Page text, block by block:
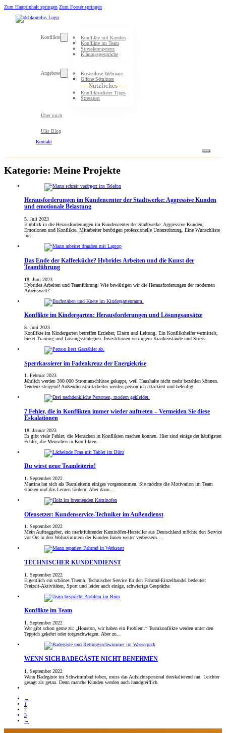
Zum Hauptinhalt springen Zum Footer springen
Konflikte
Konflikte mit Kunden
Konflikte im Team
Stresskompetenz
Klärungsgespräche
Angebote
Kostenlose Webinare
Offene Seminare
Nützliches
Konfliktradierer Tipps
Stresstest
Über mich
Ulis Blog
Kontakt
Kategorie: Meine Projekte
Herausforderungen im Kundencenter der Stadtwerke: Aggressive Kunden
und emotionale Belastung
5. Juli 2023
Einblick in die Herausforderungen im Kundencenter der Stadtwerke: Aggressive Kunden,
Emotionen und Konflikte. Mitarbeiter benötigen professionelle Unterstützung. Eine Wunschliste
für…
Das Ende der Kaffeeküche? Hybrides Arbeiten und die Kunst der
Teamführung
18. Juni 2023
Hybrides Arbeiten und Teamführung: Wie bewältigen wir die Herausforderungen der modernen
Arbeitswelt?
Konflikte im Kindergarten: Herausforderungen und Lösungsansätze
8. Juni 2023
Konflikte im Kindergarten betreffen Erzieher, Eltern und Leitung. Ein Konflikthelfer vermittelt,
bietet Training und Lösungsstrategien. Investitionen verringern Krankenstände und Stress.
Sperrkassierer im Fadenkreuz der Energiekrise
1. Februar 2023
Jährlich werden 300.000 Stromanschlüsse gekappt, weil Haushalte nicht mehr bezahlen können.
Tendenz steigend! Außendienstmitarbeiter werden persönlich attackiert und beleidigt.
7 Fehler, die in Konflikten immer wieder auftreten – Vermeiden Sie diese
Eskalationen
18. Januar 2023
Es gibt viele Fehler, die Menschen in Konflikten machen können. Hier sind einige der häufigsten
Fehler, die Menschen in Konflikten…
Du wirst neue Teamleiterin!
1. September 2022
Martina hat sich als Teamleiterin einiges vorgenommen. Sie möchte die Motivation im Team
stärken und das Lernen fördern. Aber dann…
Ofensetzer: Kundenservice-Techniker im Außendienst
1. September 2022
Mein Auftraggeber, ein marktführender Kaminöfen-Hersteller aus Deutschland möchte den Service
vor Ort in den Wohnzimmern der Kunden Innen weiter verbessern.…
TECHNISCHER KUNDENDIENST
1. September 2022
Eigentlich ein schönes Thema. Technischer Service für den Fahrrad-Einzelhandel bedeutet:
Freizeit-Aktivitäten, Sport und leider auch einige, schwierige Gespräche.
Konflikte im Team
1. September 2022
Wer gibt schon gerne zu: „Houston, wir haben ein Problem.“ Teamkonflikte werden unter den
Teppich gekehrt oder totgeschwiegen. Aber zu…
WENN SICH BADEGÄSTE NICHT BENEHMEN
1. September 2022
Wenn Badegäste im Schwimmbad toben, muss das Aufsichtspersonal deeskalierend ran. Leichter
gesagt als getan. Denn manche Kunden werden auch handgreiflich.
←
1
2
3
→